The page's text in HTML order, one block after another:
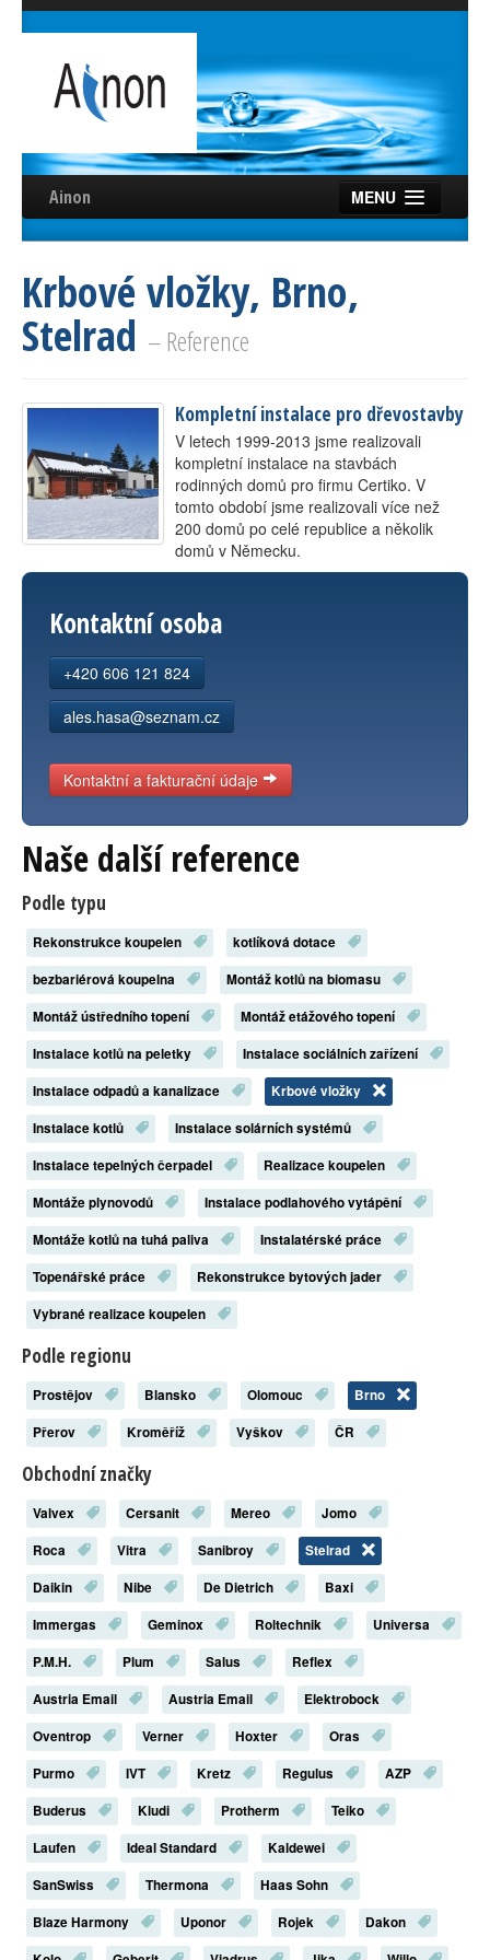
Ainon MENU
Úvod
Služby
Reference
Certifikáty
Partneři
Krbové vložky, Brno,
Stelrad – Reference
Kompletní instalace pro dřevostavby
V letech 1999-2013 jsme realizovali
kompletní instalace na stavbách
rodinných domů pro firmu Certiko. V
tomto období jsme realizovali více než
200 domů po celé republice a několik
domů v Německu.
Kontaktní osoba
+420 606 121 824
ales.hasa@seznam.cz
Kontaktní a fakturační údaje
Naše další reference
Podle typu
Rekonstrukce koupelen
kotlíková dotace
bezbariérová koupelna
Montáž kotlů na biomasu
Montáž ústředního topení
Montáž etážového topení
Instalace kotlů na peletky
Instalace sociálních zařízení
Instalace odpadů a kanalizace
Krbové vložky
Instalace kotlů
Instalace solárních systémů
Instalace tepelných čerpadel
Realizace koupelen
Montáže plynovodů
Instalace podlahového vytápění
Montáže kotlů na tuhá paliva
Instalatérské práce
Topenářské práce
Rekonstrukce bytových jader
Vybrané realizace koupelen
Podle regionu
Prostějov Blansko Olomouc
Brno
Přerov
Kroměříž Vyškov ČR
Obchodní značky
Valvex Cersanit Mereo
Jomo
Roca
Vitra Sanibroy
Stelrad
Daikin
Nibe De Dietrich
Baxi
Immergas
Geminox Roltechnik
Universa
P.M.H.
Plum Salus
Reflex
Austria Email
Austria Email
Elektrobock
Oventrop
Verner Hoxter
Oras
Purmo
IVT Kretz Regulus
AZP
Buderus
Kludi Protherm
Teiko
Laufen
Ideal Standard
Kaldewei
SanSwiss
Thermona
Haas Sohn
Blaze Harmony
Uponor Rojek
Dakon